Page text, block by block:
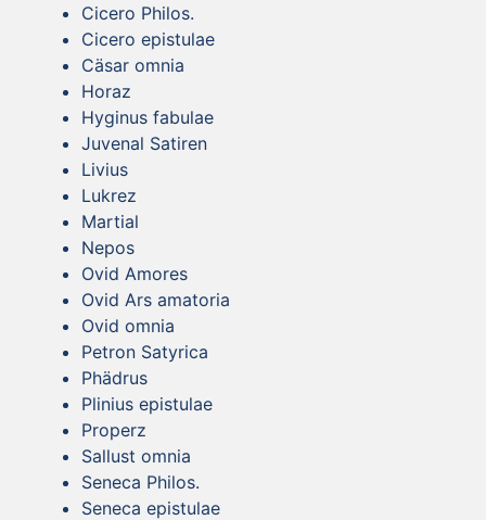
Cicero Philos.
Cicero epistulae
Cäsar omnia
Horaz
Hyginus fabulae
Juvenal Satiren
Livius
Lukrez
Martial
Nepos
Ovid Amores
Ovid Ars amatoria
Ovid omnia
Petron Satyrica
Phädrus
Plinius epistulae
Properz
Sallust omnia
Seneca Philos.
Seneca epistulae